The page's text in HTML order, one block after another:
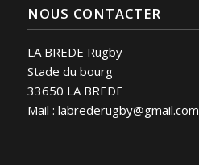
NOUS CONTACTER
LA BREDE Rugby
Stade du bourg
33650 LA BREDE
Mail : labrederugby@gmail.com